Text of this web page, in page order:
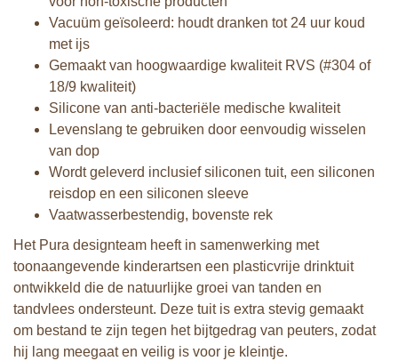
Vacuüm geïsoleerd: houdt dranken tot 24 uur koud
met ijs
Gemaakt van hoogwaardige kwaliteit RVS (#304 of
18/9 kwaliteit)
Silicone van anti-bacteriële medische kwaliteit
Levenslang te gebruiken door eenvoudig wisselen
van dop
Wordt geleverd inclusief siliconen tuit, een siliconen
reisdop en een siliconen sleeve
Vaatwasserbestendig, bovenste rek
Het Pura designteam heeft in samenwerking met
toonaangevende kinderartsen een plasticvrije drinktuit
ontwikkeld die de natuurlijke groei van tanden en
tandvlees ondersteunt. Deze tuit is extra stevig gemaakt
om bestand te zijn tegen het bijtgedrag van peuters, zodat
hij lang meegaat en veilig is voor je kleintje.